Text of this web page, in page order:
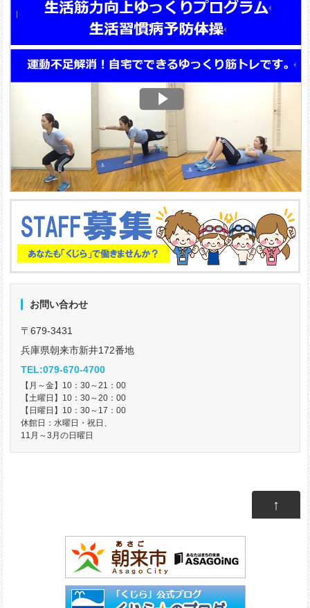
お問い合わせ
〒679-3431
兵庫県朝来市新井172番地
TEL:079-670-4700
【月～金】10：30～21：00
【土曜日】10：30～20：00
【日曜日】10：30～17：00
休館日：水曜日・祝日、
11月～3月の日曜日
↑